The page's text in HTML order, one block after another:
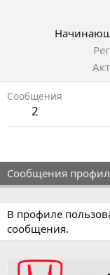
Сообщения
2
Сообщения
В профиле
сообщения.